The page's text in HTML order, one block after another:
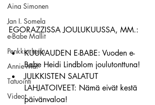
Aina Simonen
Jan I. Somela
e-Babe Mallit
Penkkiurheilu
Annie Mål
Tatuointi
Videot
EGORAZZISSA JOULUKUUSSA, MM.:
KUUKAUDEN E-BABE: Vuoden e-
Babe Heidi Lindblom joulutonttuna!
JULKKISTEN SALATUT
LAHJATOIVEET: Nämä eivät kestä
päivänvaloa!